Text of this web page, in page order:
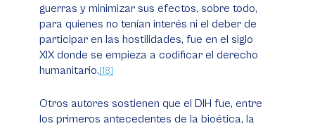
guerras y minimizar sus efectos, sobre todo,
para quienes no tenían interés ni el deber de
participar en las hostilidades, fue en el siglo
XIX donde se empieza a codificar el derecho
humanitario.[18]
Otros autores sostienen que el DIH fue, entre
los primeros antecedentes de la bioética, la